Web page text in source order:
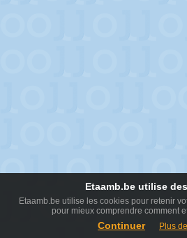
Etaamb.be utilise
Etaamb.be utilise les cookies pour retenir
pour mieux comprendre comment
Continuer Plus